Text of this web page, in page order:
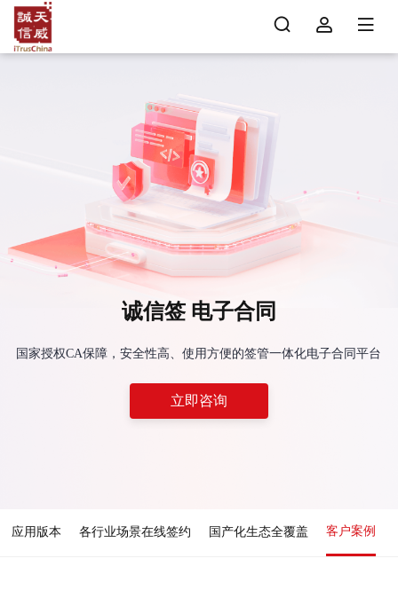
诚信签 电子合同
国家授权CA保障，安全性高、使用方便的签管一体化电子合同平台
立即咨询
应用版本 各行业场景在线签约 国产化生态全覆盖 客户案例